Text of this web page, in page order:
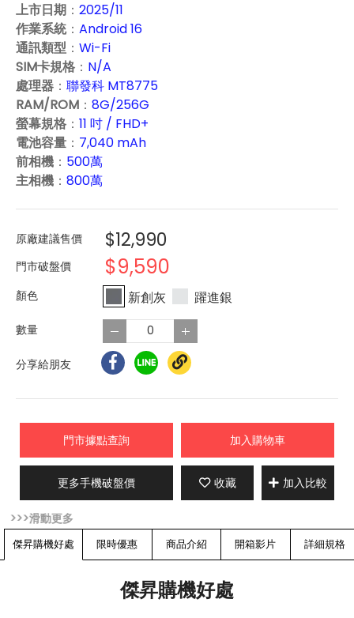
上市日期 ： 2025/11
作業系統： Android 16
通訊類型 ： Wi-Fi
SIM卡規格 ： N/A
處理器 ： 聯發科 MT8775
RAM/ROM ： 8G/256G
螢幕規格 ： 11 吋 / FHD+
電池容量 ： 7,040 mAh
前相機 ： 500萬
主相機 ： 800萬
原廠建議售價 $12,990
門市破盤價 $9,590
新創灰 躍進銀
分享給朋友
門市據點查詢 加入購物車
更多手機破盤價 收藏 加入比較
傑昇購機好處 限時優惠 商品介紹 開箱影片 詳細規格
傑昇購機好處